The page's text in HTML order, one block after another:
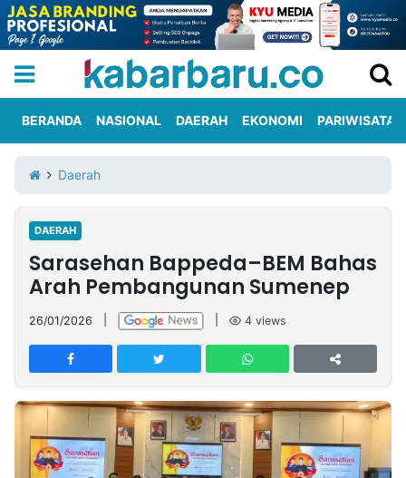
Iklan
Berita
Kami
Nasional
International
Olahraga
Entertainment
Daerah
Pariwisata
Kuliner
Kolom
Network
PT
TREETAN
MULTIMEDIA
INDONESIA
BERANDA NASIONAL DAERAH EKONOMI PARIWISATA
Daerah
DAERAH
Sarasehan Bappeda–BEM Bahas
Arah Pembangunan Sumenep
26/01/2026 4 views